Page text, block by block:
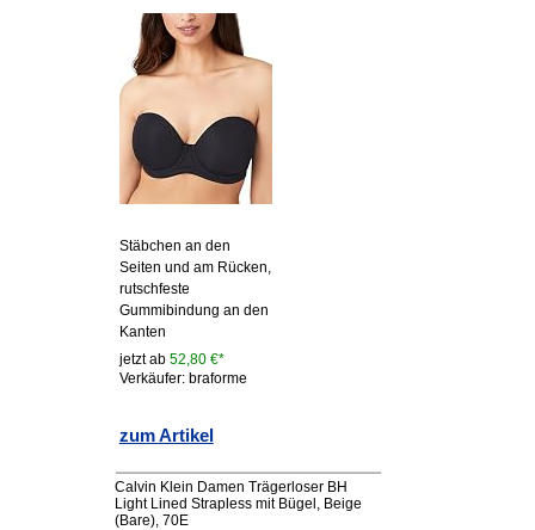
Stäbchen an den
Seiten und am Rücken,
rutschfeste
Gummibindung an den
Kanten
jetzt ab 52,80 €*
Verkäufer: braforme
zum Artikel
Calvin Klein Damen Trägerloser BH
Light Lined Strapless mit Bügel, Beige
(Bare), 70E